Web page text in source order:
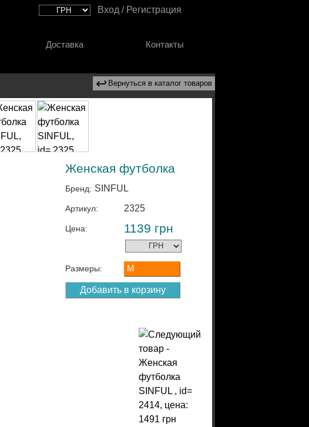
Вход / Регистрация
Доставка Контакты
↩ Вернуться в каталог товаров
Женская футболка
Бренд: SINFUL
Артикул: 2325
Цена: 1139 грн
Размеры: M